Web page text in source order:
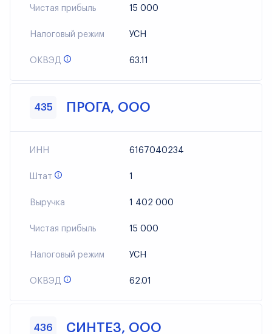
Чистая прибыль 15 000
Налоговый режим УСН
ОКВЭД 63.11
435 ПРОГА, ООО
ИНН 6167040234
Штат 1
Выручка 1 402 000
Чистая прибыль 15 000
Налоговый режим УСН
ОКВЭД 62.01
436 СИНТЕЗ, ООО